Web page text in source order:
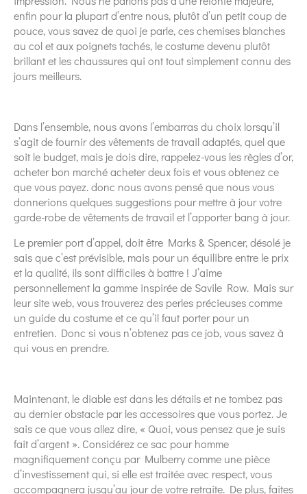
enfin pour la plupart d’entre nous, plutôt d’un petit coup de
pouce, vous savez de quoi je parle, ces chemises blanches
au col et aux poignets tachés, le costume devenu plutôt
brillant et les chaussures qui ont tout simplement connu des
jours meilleurs.
Dans l’ensemble, nous avons l’embarras du choix lorsqu’il
s’agit de fournir des vêtements de travail adaptés, quel que
soit le budget, mais je dois dire, rappelez-vous les règles d’or,
acheter bon marché acheter deux fois et vous obtenez ce
que vous payez. donc nous avons pensé que nous vous
donnerions quelques suggestions pour mettre à jour votre
garde-robe de vêtements de travail et l’apporter bang à jour.
Le premier port d’appel, doit être Marks & Spencer, désolé je
sais que c’est prévisible, mais pour un équilibre entre le prix
et la qualité, ils sont difficiles à battre ! J’aime
personnellement la gamme inspirée de Savile Row. Mais sur
leur site web, vous trouverez des perles précieuses comme
un guide du costume et ce qu’il faut porter pour un
entretien. Donc si vous n’obtenez pas ce job, vous savez à
qui vous en prendre.
Maintenant, le diable est dans les détails et ne tombez pas
au dernier obstacle par les accessoires que vous portez. Je
sais ce que vous allez dire, « Quoi, vous pensez que je suis
fait d’argent ». Considérez ce sac pour homme
magnifiquement conçu par Mulberry comme une pièce
d’investissement qui, si elle est traitée avec respect, vous
accompagnera jusqu’au jour de votre retraite. De plus, faites